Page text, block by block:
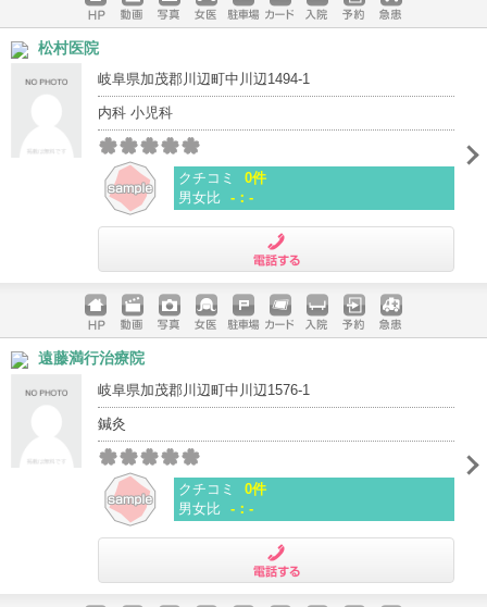
ホームペ
ージ
動画 写真 女医 駐車場
クレジッ
入院 予約 急患
松村医院
岐阜県加茂郡川辺町中川辺1494-1
内科 小児科
クチコミ
0件
男女比 -：-
ホームペ
ージ
動画 写真 女医 駐車場
クレジッ
入院 予約 急患
遠藤満行治療院
岐阜県加茂郡川辺町中川辺1576-1
鍼灸
クチコミ
0件
男女比 -：-